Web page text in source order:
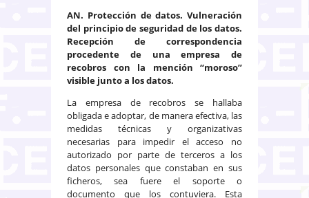
AN. Protección de datos. Vulneración
del principio de seguridad de los datos.
Recepción de correspondencia
procedente de una empresa de
recobros con la mención “moroso”
visible junto a los datos.
La empresa de recobros se hallaba
obligada e adoptar, de manera efectiva, las
medidas técnicas y organizativas
necesarias para impedir el acceso no
autorizado por parte de terceros a los
datos personales que constaban en sus
ficheros, sea fuere el soporte o
documento que los contuviera. Esta